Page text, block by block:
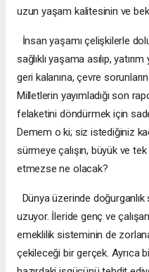
uzun yaşam kalitesinin ve
İnsan yaşamı çelişkilerle
sağlıklı yaşama asılıp,
geri kalanına, çevre
Milletlerin yayımladığı son
felaketini döndürmek için
Demem o ki; siz istediğiniz
sürmeye çalışın, büyük ve
etmezse ne olacak?
Dünya üzerinde
uzuyor. İleride genç ve
emeklilik sisteminin de
çekileceği bir gerçek. Ayrıca